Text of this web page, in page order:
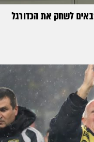
לשחק את הכדורגל